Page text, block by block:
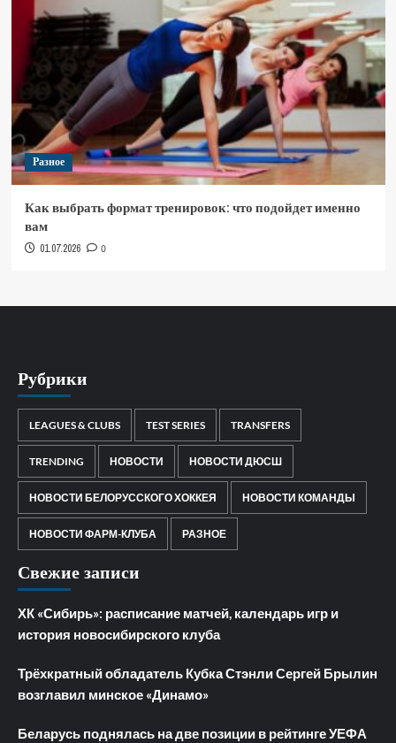
Разное
Как выбрать формат тренировок: что подойдет именно
вам
01.07.2026 0
Рубрики
LEAGUES & CLUBS TEST SERIES TRANSFERS
TRENDING НОВОСТИ НОВОСТИ ДЮСШ
НОВОСТИ БЕЛОРУССКОГО ХОККЕЯ НОВОСТИ КОМАНДЫ
НОВОСТИ ФАРМ-КЛУБА РАЗНОЕ
Свежие записи
ХК «Сибирь»: расписание матчей, календарь игр и
история новосибирского клуба
Трёхкратный обладатель Кубка Стэнли Сергей Брылин
возглавил минское «Динамо»
Беларусь поднялась на две позиции в рейтинге УЕФА